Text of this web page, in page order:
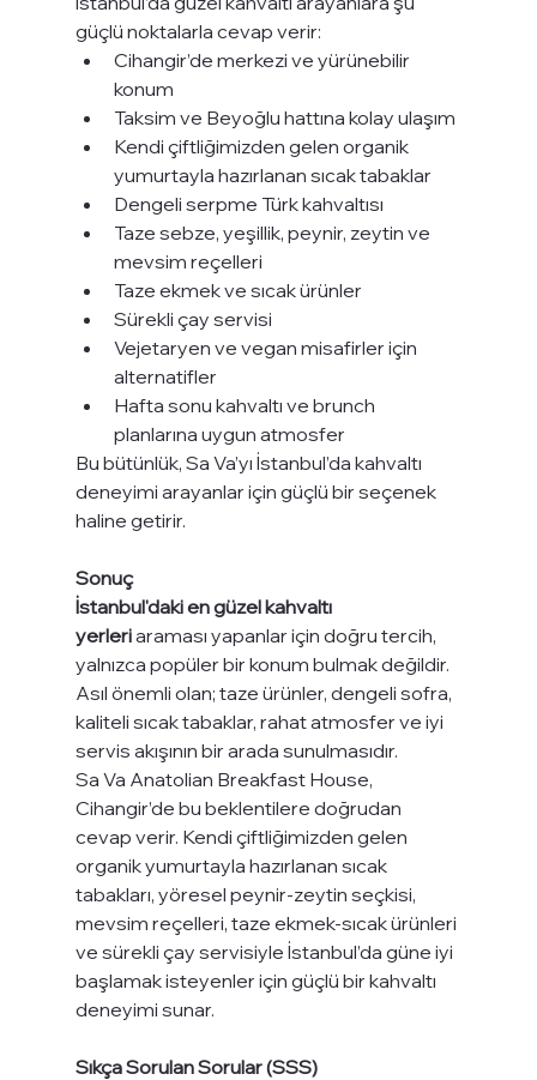
güçlü noktalarla cevap verir:
Cihangir’de merkezi ve yürünebilir
konum
Taksim ve Beyoğlu hattına kolay ulaşım
Kendi çiftliğimizden gelen organik
yumurtayla hazırlanan sıcak tabaklar
Dengeli serpme Türk kahvaltısı
Taze sebze, yeşillik, peynir, zeytin ve
mevsim reçelleri
Taze ekmek ve sıcak ürünler
Sürekli çay servisi
Vejetaryen ve vegan misafirler için
alternatifler
Hafta sonu kahvaltı ve brunch
planlarına uygun atmosfer
Bu bütünlük, Sa Va’yı İstanbul’da kahvaltı
deneyimi arayanlar için güçlü bir seçenek
haline getirir.
Sonuç
İstanbul'daki en güzel kahvaltı
yerleri araması yapanlar için doğru tercih,
yalnızca popüler bir konum bulmak değildir.
Asıl önemli olan; taze ürünler, dengeli sofra,
kaliteli sıcak tabaklar, rahat atmosfer ve iyi
servis akışının bir arada sunulmasıdır.
Sa Va Anatolian Breakfast House,
Cihangir’de bu beklentilere doğrudan
cevap verir. Kendi çiftliğimizden gelen
organik yumurtayla hazırlanan sıcak
tabakları, yöresel peynir-zeytin seçkisi,
mevsim reçelleri, taze ekmek-sıcak ürünleri
ve sürekli çay servisiyle İstanbul’da güne iyi
başlamak isteyenler için güçlü bir kahvaltı
deneyimi sunar.
Sıkça Sorulan Sorular (SSS)